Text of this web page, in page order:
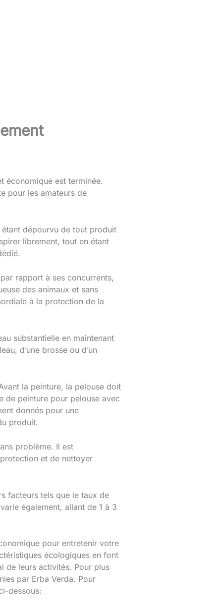
économique est terminée.
pour les amateurs de
dépourvu de tout produit
librement, tout en étant
rapport à ses concurrents,
des animaux et sans
à la protection de la
substantielle en maintenant
d’une brosse ou d’un
la peinture, la pelouse doit
de peinture pour pelouse avec
donnés pour une
produit.
problème. Il est
et de nettoyer
facteurs tels que le taux de
également, allant de 1 à 3
pour entretenir votre
écologiques en font
de leurs activités. Pour plus
par Erba Verda. Pour
dessous: